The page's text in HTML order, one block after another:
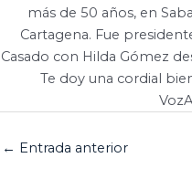
más de 50 años, en
Cartagena. Fue
Casado con Hilda Gómez
Te doy una cordial
← Entrada anterior